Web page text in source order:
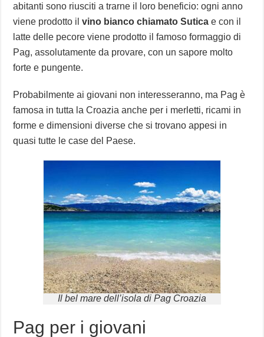
abitanti sono riusciti a trarne il loro beneficio: ogni anno
viene prodotto ilvino bianco chiamato Sutica e con il
latte delle pecore viene prodotto il famoso formaggio di
Pag, assolutamente da provare, con un sapore molto
forte e pungente.
Probabilmente ai giovani non interesseranno, ma Pag è
famosa in tutta la Croazia anche per i merletti, ricami in
forme e dimensioni diverse che si trovano appesi in
quasi tutte le case del Paese.
Il bel mare dell’isola di Pag Croazia
Pag per i giovani